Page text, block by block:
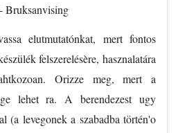
elutmutatónkat, mert fontos
felszerelésère, hasznalatára
Orizze meg, mert a
lehet ra. A berendezest ugy
(a levegonek a szabadba történ'o